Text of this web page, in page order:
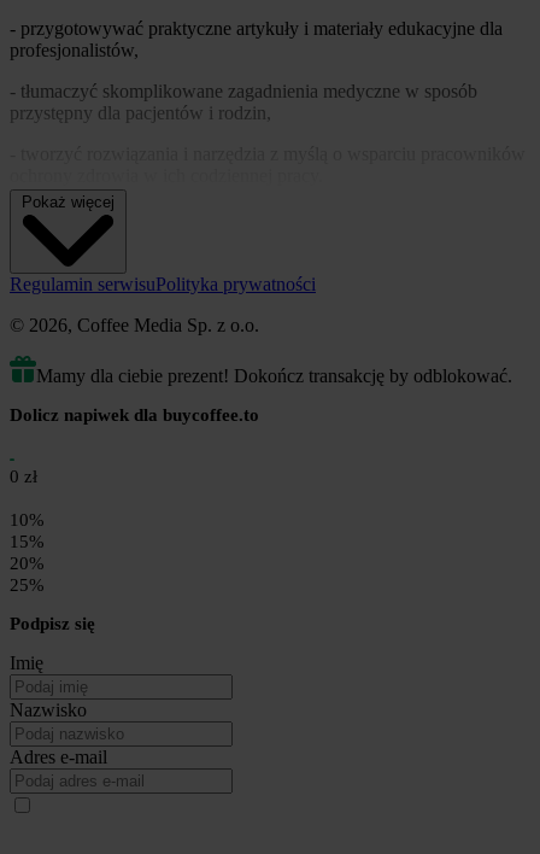
- przygotowywać praktyczne artykuły i materiały edukacyjne dla
profesjonalistów,
- tłumaczyć skomplikowane zagadnienia medyczne w sposób
przystępny dla pacjentów i rodzin,
Każda „kawa”, którą nam ofiarujesz, to nie tylko symbol
wdzięczności – to realne wsparcie dla naszej pracy i pasji. Pozwala
nam rozwijać portal, tworzyć nowe treści i docierać z wiedzą
do tych, którzy jej najbardziej potrzebują.
Jeśli cenisz naszą pracę, inspirują Cię nasze materiały lub chcesz
drobny gest naprawdę ma znaczenie. Każde wsparcie daje nam
energię do działania i motywację, aby dalej tworzyć treści, które
edukują, pomagają i ratują życie.
Regulamin serwisuPolityka prywatności
© 2026, Coffee Media Sp. z o.o.
Mamy dla ciebie prezent! Dokończ transakcję by odblokować.
Dolicz napiwek dla buycoffee.to
0 zł
10%
15%
20%
25%
Podpisz się
Imię
Nazwisko
Adres e-mail